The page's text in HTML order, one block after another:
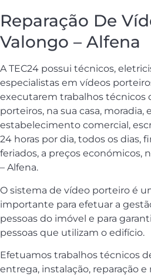
Reparação De
Valongo – Alfena
A TEC24 possui técnicos,
especialistas em vídeos
executarem trabalhos técnicos
porteiros, na sua casa, moradia,
estabelecimento comercial,
24 horas por dia, todos os dias,
feriados, a preços económicos,
– Alfena.
O sistema de vídeo porteiro é
importante para efetuar a
pessoas do imóvel e para
pessoas que utilizam o edifício.
Efetuamos trabalhos técnicos
entrega, instalação, reparação